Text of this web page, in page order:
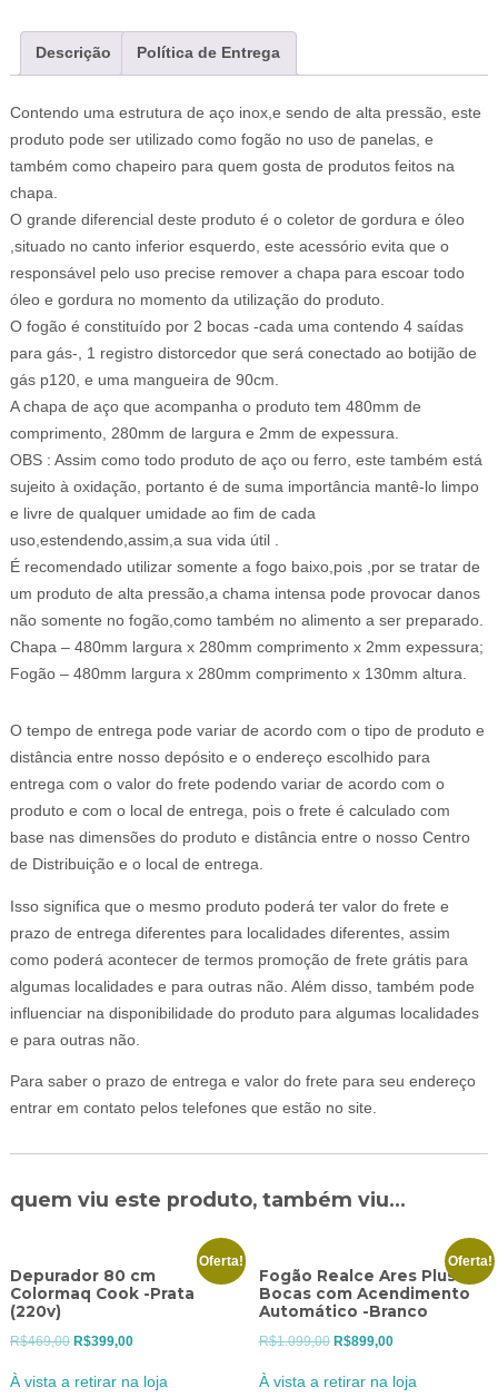
Descrição Política de Entrega
Contendo uma estrutura de aço inox,e sendo de alta pressão, este
produto pode ser utilizado como fogão no uso de panelas, e
também como chapeiro para quem gosta de produtos feitos na
chapa.
O grande diferencial deste produto é o coletor de gordura e óleo
,situado no canto inferior esquerdo, este acessório evita que o
responsável pelo uso precise remover a chapa para escoar todo
óleo e gordura no momento da utilização do produto.
O fogão é constituído por 2 bocas -cada uma contendo 4 saídas
para gás-, 1 registro distorcedor que será conectado ao botijão de
gás p120, e uma mangueira de 90cm.
A chapa de aço que acompanha o produto tem 480mm de
comprimento, 280mm de largura e 2mm de expessura.
OBS : Assim como todo produto de aço ou ferro, este também está
sujeito à oxidação, portanto é de suma importância mantê-lo limpo
e livre de qualquer umidade ao fim de cada
uso,estendendo,assim,a sua vida útil .
É recomendado utilizar somente a fogo baixo,pois ,por se tratar de
um produto de alta pressão,a chama intensa pode provocar danos
não somente no fogão,como também no alimento a ser preparado.
Chapa – 480mm largura x 280mm comprimento x 2mm expessura;
Fogão – 480mm largura x 280mm comprimento x 130mm altura.
O tempo de entrega pode variar de acordo com o tipo de produto e
distância entre nosso depósito e o endereço escolhido para
entrega com o valor do frete podendo variar de acordo com o
produto e com o local de entrega, pois o frete é calculado com
base nas dimensões do produto e distância entre o nosso Centro
de Distribuição e o local de entrega.
Isso significa que o mesmo produto poderá ter valor do frete e
prazo de entrega diferentes para localidades diferentes, assim
como poderá acontecer de termos promoção de frete grátis para
algumas localidades e para outras não. Além disso, também pode
influenciar na disponibilidade do produto para algumas localidades
e para outras não.
Para saber o prazo de entrega e valor do frete para seu endereço
entrar em contato pelos telefones que estão no site.
quem viu este produto, também viu...
Oferta!
Depurador 80 cm
Colormaq Cook -Prata
(220v)
R$469,00 O
R$399,00O
atual
À vista a retirar na loja
Oferta!
Fogão Realce Ares Plus 4
Bocas com Acendimento
Automático -Branco
R$1.099,00 O
R$899,00O
atual
À vista a retirar na loja